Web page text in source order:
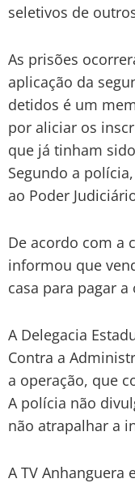
seletivos de
As prisões
aplicação da
detidos é um
por aliciar os
que já tinham
Segundo a
ao Poder
De acordo com a
informou que
casa para pagar
A Delegacia
Contra a
a operação, que
A polícia não
não atrapalhar a
A TV Anhanguera